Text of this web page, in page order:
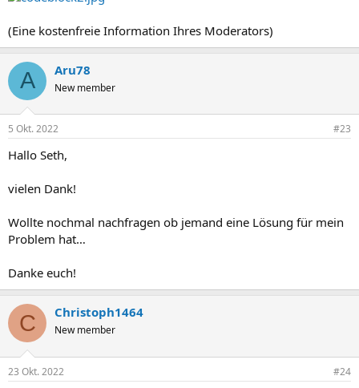
(Eine kostenfreie Information Ihres Moderators)
A Aru78
New member
5 Okt. 2022 #23
Hallo Seth,
vielen Dank!
Wollte nochmal nachfragen ob jemand eine Lösung für mein
Problem hat…
Danke euch!
C Christoph1464
New member
23 Okt. 2022 #24